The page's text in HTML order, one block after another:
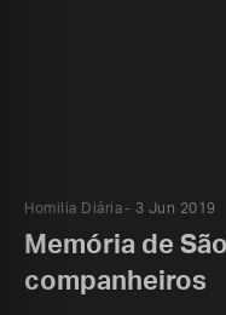
Homilia Diária 3 Jun 2019
Memória de
companheiros